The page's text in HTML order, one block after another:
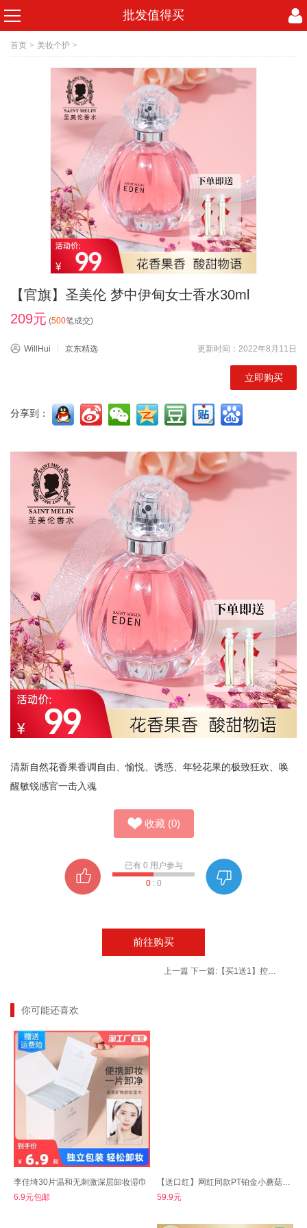
批发值得买
首页 > 美妆个护 >
【官旗】圣美伦 梦中伊甸女士香水30ml
209元 (500笔成交)
WillHui 京东精选 更新时间：2022年8月11日
立即购买
分享到：
清新自然花香果香调自由、愉悦、诱惑、年轻花果的极致狂欢、唤
醒敏锐感官一击入魂
收藏 (0)
已有 0 用户参与
0: 0
前往购买
上一篇 下一篇: 【买1送1】控菌除螨牛奶沐浴露800ml 超值大瓶装
你可能还喜欢
李佳埼30片温和无刺激深层卸妆湿巾
6.9元包邮
【送口红】网红同款PT铂金小蘑菇头气垫正
59.9元